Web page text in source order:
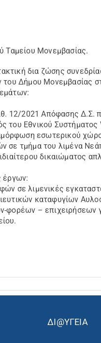
Ταμείου Μονεμβασίας.
δια ζώσης
Δήμου Μονεμβασίας
12/2021 Απόφασης Δ.Σ.
του Εθνικού
εσωτερικού
σε τμήμα του λιμένα
δικαιώματος
έργων:
σε λιμενικές
καταφυγίων
φορέων – επιχειρήσεων
ΔΙ@ΥΓΕΙΑ